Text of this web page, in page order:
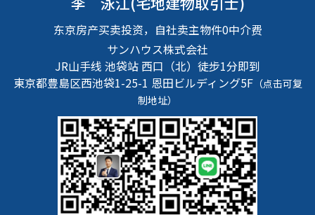
东京房产买卖投资，自社卖主物件0中介费
サンハウス株式会社
JR山手线 池袋站 西口（北）徒步1分即到
東京都豊島区西池袋1-25-1 恩田ビルディング5F（点击可复
制地址）